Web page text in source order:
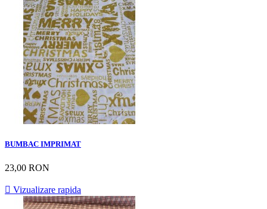
BUMBAC IMPRIMAT
23,00 RON
 Vizualizare rapida